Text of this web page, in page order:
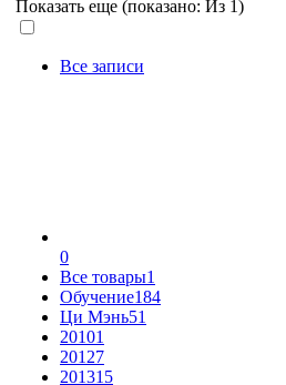
Показать еще (показано: Из 1)
Все записи
0
Все товары1
Обучение184
Ци Мэнь51
20101
20127
201315